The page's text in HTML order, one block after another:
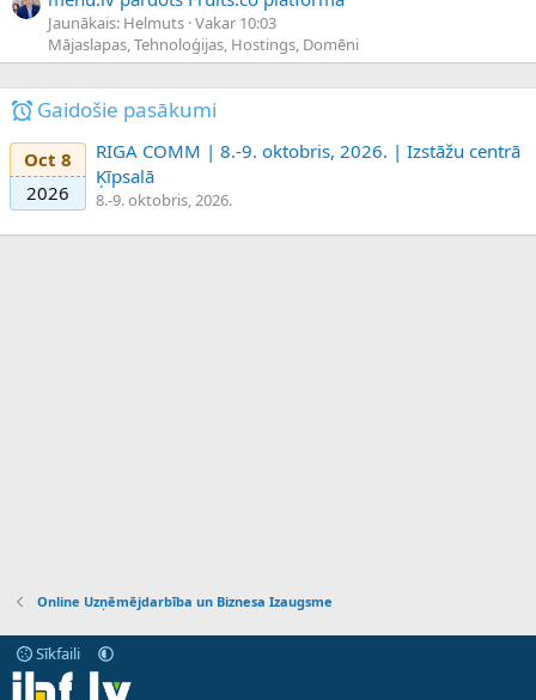
Jaunākais: Helmuts Vakar 10:03
Mājaslapas, Tehnoloģijas, Hostings, Domēni
Gaidošie pasākumi
Oct 8
2026
RIGA COMM | 8.-9. oktobris, 2026. | Izstāžu centrā
Ķīpsalā
8.-9. oktobris, 2026.
Online Uzņēmējdarbība un Biznesa Izaugsme
Sīkfaili